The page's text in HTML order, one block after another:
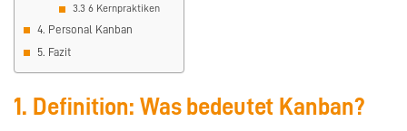
3.3 6 Kernpraktiken
4. Personal Kanban
5. Fazit
1. Definition: Was bedeutet Kanban?